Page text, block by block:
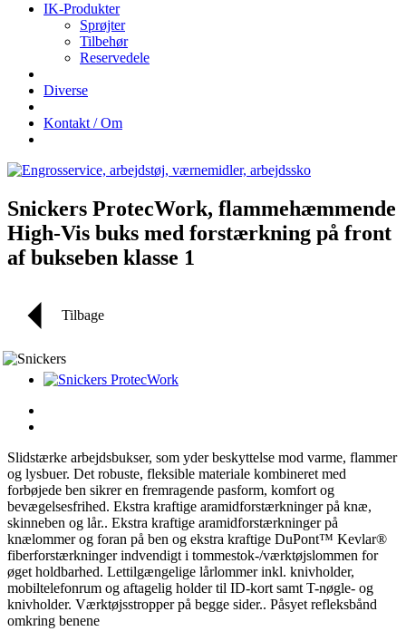
IK-Produkter
Sprøjter
Tilbehør
Reservedele
Diverse
Kontakt / Om
Snickers ProtecWork, flammehæmmende
High-Vis buks med forstærkning på front
af bukseben klasse 1
Tilbage
Slidstærke arbejdsbukser, som yder beskyttelse mod varme, flammer
og lysbuer. Det robuste, fleksible materiale kombineret med
forbøjede ben sikrer en fremragende pasform, komfort og
bevægelsesfrihed. Ekstra kraftige aramidforstærkninger på knæ,
skinneben og lår.. Ekstra kraftige aramidforstærkninger på
knælommer og foran på ben og ekstra kraftige DuPont™ Kevlar®
fiberforstærkninger indvendigt i tommestok-/værktøjslommen for
øget holdbarhed. Lettilgængelige lårlommer inkl. knivholder,
mobiltelefonrum og aftagelig holder til ID-kort samt T-nøgle- og
knivholder. Værktøjsstropper på begge sider.. Påsyet refleksbånd
omkring benene